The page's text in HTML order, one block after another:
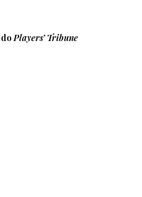
doPlayers’ Tribune